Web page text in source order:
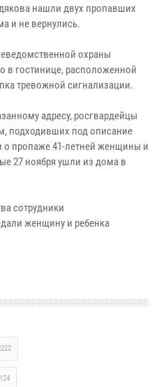
нашли двух пропавших
и не вернулись.
охраны
в гостинице, расположенной
тревожной сигнализации.
адресу, росгвардейцы
подходивших под описание
о пропаже 41-летней женщины и
27 ноября ушли из дома в
сотрудники
женщину и ребенка